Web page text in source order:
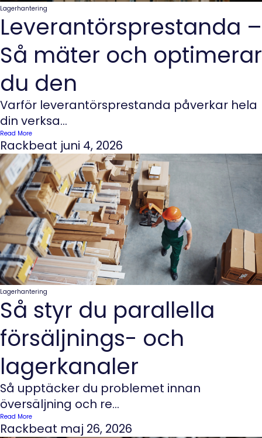
Lagerhantering
Leverantörsprestanda –
Så mäter och optimerar
du den
Varför leverantörsprestanda påverkar hela
din verksa...
Read More
Rackbeat juni 4, 2026
Lagerhantering
Så styr du parallella
försäljnings- och
lagerkanaler
Så upptäcker du problemet innan
översäljning och re...
Read More
Rackbeat maj 26, 2026